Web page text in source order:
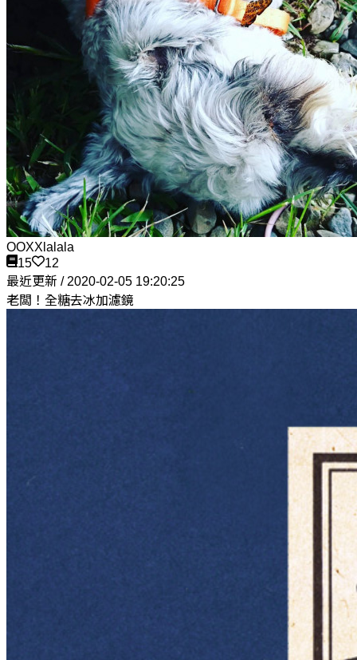
OOXXlalala
15
12
最近更新 / 2020-02-05 19:20:25
老闆！全糖去冰加濾鏡